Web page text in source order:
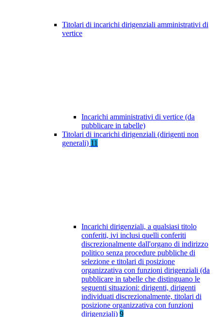
Titolari di incarichi dirigenziali amministrativi di
vertice
Incarichi amministrativi di vertice (da
pubblicare in tabelle)
Titolari di incarichi dirigenziali (dirigenti non
generali) 11
Incarichi dirigenziali, a qualsiasi titolo
conferiti, ivi inclusi quelli conferiti
discrezionalmente dall'organo di indirizzo
politico senza procedure pubbliche di
selezione e titolari di posizione
organizzativa con funzioni dirigenziali (da
pubblicare in tabelle che distinguano le
seguenti situazioni: dirigenti, dirigenti
individuati discrezionalmente, titolari di
posizione organizzativa con funzioni
dirigenziali) 9